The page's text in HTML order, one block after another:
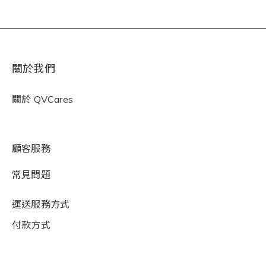
關於我們
關於 QVCares
顧客服務
常見問題
運送服務方式
付款方式